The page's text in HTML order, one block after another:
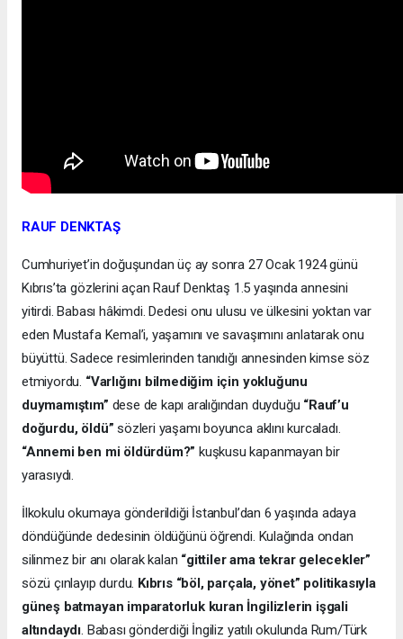
RAUF DENKTAŞ
Cumhuriyet’in doğuşundan üç ay sonra 27 Ocak 1924 günü
Kıbrıs’ta gözlerini açan Rauf Denktaş 1.5 yaşında annesini
yitirdi. Babası hâkimdi. Dedesi onu ulusu ve ülkesini yoktan var
eden Mustafa Kemal’i, yaşamını ve savaşımını anlatarak onu
büyüttü. Sadece resimlerinden tanıdığı annesinden kimse söz
etmiyordu. “Varlığını bilmediğim için yokluğunu
duymamıştım” dese de kapı aralığından duyduğu “Rauf’u
doğurdu, öldü” sözleri yaşamı boyunca aklını kurcaladı.
“Annemi ben mi öldürdüm?”kuşkusu kapanmayan bir
yarasıydı.
İlkokulu okumaya gönderildiği İstanbul’dan 6 yaşında adaya
döndüğünde dedesinin öldüğünü öğrendi. Kulağında ondan
silinmez bir anı olarak kalan “gittiler ama tekrar gelecekler”
sözü çınlayıp durdu. Kıbrıs “böl, parçala, yönet” politikasıyla
güneş batmayan imparatorluk kuran İngilizlerin işgali
altındaydı. Babası gönderdiği İngiliz yatılı okulunda Rum/Türk